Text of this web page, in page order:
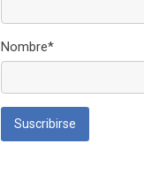
Nombre*